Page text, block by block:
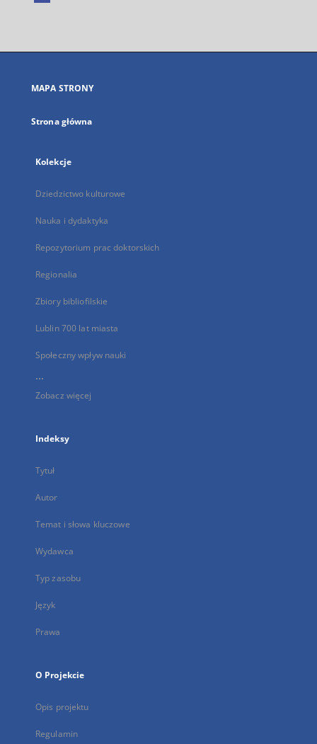
się
karcie
MAPA STRONY
Strona główna
Kolekcje
Dziedzictwo kulturowe
Nauka i dydaktyka
Repozytorium prac doktorskich
Regionalia
Zbiory bibliofilskie
Lublin 700 lat miasta
Społeczny wpływ nauki
...
Zobacz więcej
Indeksy
Tytuł
Autor
Temat i słowa kluczowe
Wydawca
Typ zasobu
Język
Prawa
O Projekcie
Opis projektu
Regulamin